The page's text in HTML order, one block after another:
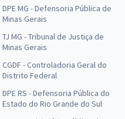
DPE MG - Defensoria Pública de
Minas Gerais
TJ MG - Tribunal de Justiça de
Minas Gerais
CGDF - Controladoria Geral do
Distrito Federal
DPE RS - Defensoria Pública do
Estado do Rio Grande do Sul